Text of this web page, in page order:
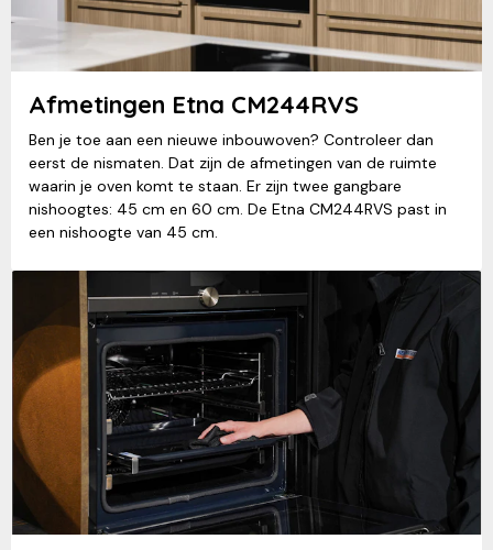
Afmetingen Etna CM244RVS
Ben je toe aan een nieuwe inbouwoven? Controleer dan
eerst de nismaten. Dat zijn de afmetingen van de ruimte
waarin je oven komt te staan. Er zijn twee gangbare
nishoogtes: 45 cm en 60 cm. De Etna CM244RVS past in
een nishoogte van 45 cm.